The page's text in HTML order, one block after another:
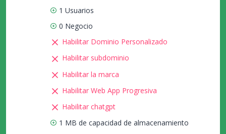
1 Usuarios
0 Negocio
Habilitar Dominio Personalizado
Habilitar subdominio
Habilitar la marca
Habilitar Web App Progresiva
Habilitar chatgpt
1 MB de capacidad de almacenamiento